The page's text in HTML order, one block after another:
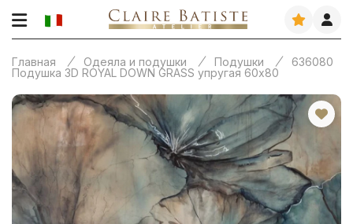
Главная Одеяла и подушки Подушки
636080
Подушка 3D ROYAL DOWN GRASS упругая 60х80